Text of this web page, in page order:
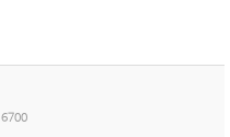
6700